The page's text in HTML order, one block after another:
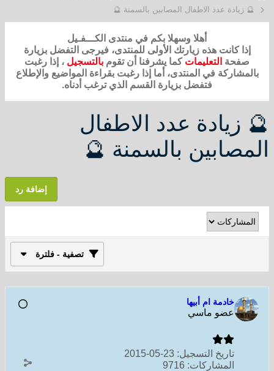
🔮 زيادة عدد الاطفال المصابين بالسمنة 🔮
أهلا وسهلا بكم في منتدى الكـــفـيل
إذا كانت هذه زيارتك الأولى للمنتدى، فيرجى التفضل بزيارة
صفحة التعليمات كما يشرفنا أن تقوم بالتسجيل ، إذا رغبت
بالمشاركة في المنتدى، أما إذا رغبت بقراءة المواضيع والإطلاع
فتفضل بزيارة القسم الذي ترغب أدناه.
🔮 زيادة عدد الاطفال
المصابين بالسمنة 🔮
إضافة رد
تصفية - فلترة
خادمة ام أبيها
عضو ماسي
تاريخ التسجيل: 23-05-2015
المشاركات: 9716